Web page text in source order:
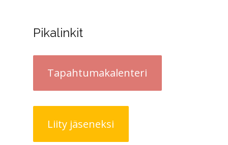
Pikalinkit
Tapahtumakalenteri
Liity jäseneksi